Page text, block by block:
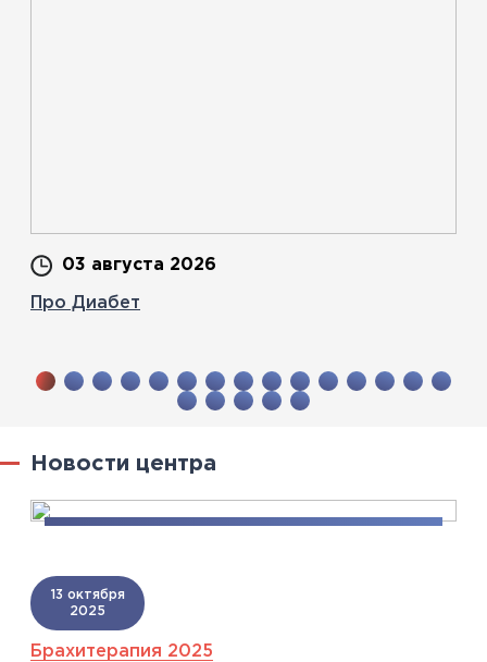
03 августа 2026
Про Диабет
Новости центра
13 октября
2025
Брахитерапия 2025